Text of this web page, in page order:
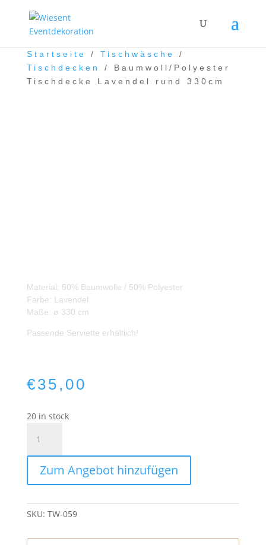
Startseite / Tischwäsche
/
Tischdecken
/ Baumwoll/Polyester
Tischdecke Lavendel rund 330cm
Material: 50% Baumwolle / 50% Polyester
Farbe: Lavendel
Maße: ø 330 cm
Passende Serviette erhältlich!
€35,00
20 in stock
Tischdecke
Lavendel
rund
330cm
Zum Angebot hinzufügen
SKU: TW-059